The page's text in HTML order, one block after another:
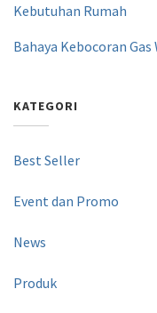
Kebutuhan Rumah
Bahaya Kebocoran
KATEGORI
Best Seller
Event dan Promo
News
Produk